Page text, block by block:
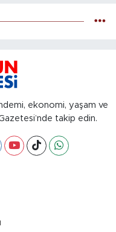
ekonomi, yaşam ve
takip edin.